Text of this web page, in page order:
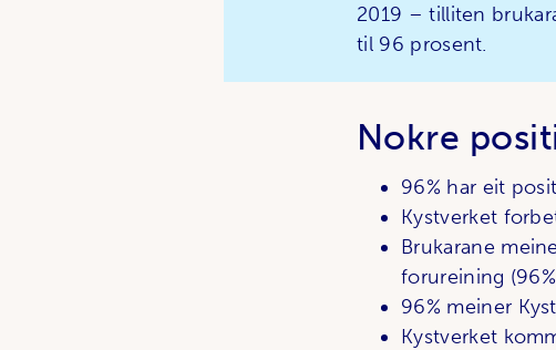
2019 – tilliten
til 96 prosent.
Nokre
96% har eit
Kystverket
Brukarane
forureining
96% meiner
Kystverket